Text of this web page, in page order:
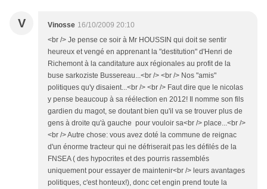
V Vinosse 16/10/2009 20:10
<br /> Je pense ce soir à Mr HOUSSIN qui doit se sentir
heureux et vengé en apprenant la "destitution" d'Henri de
Richemont à la canditature aux régionales au profit de la
buse sarkoziste Bussereau...<br /> <br /> Nos "amis"
politiques qu'y disaient...<br /> <br /> Faut dire que le nicolas
y pense beaucoup à sa réélection en 2012! Il nomme son fils
gardien du magot, se doutant bien qu'il va se trouver plus de
gens à droite qu'à gauche pour vouloir sa<br /> place...<br />
<br /> Autre chose: vous avez doté la commune de reignac
d'un énorme tracteur qui ne défriserait pas les défilés de la
FNSEA ( des hypocrites et des pourris rassemblés
uniquement pour essayer de maintenir<br /> leurs avantages
politiques, c'est honteux!), donc cet engin prend toute la